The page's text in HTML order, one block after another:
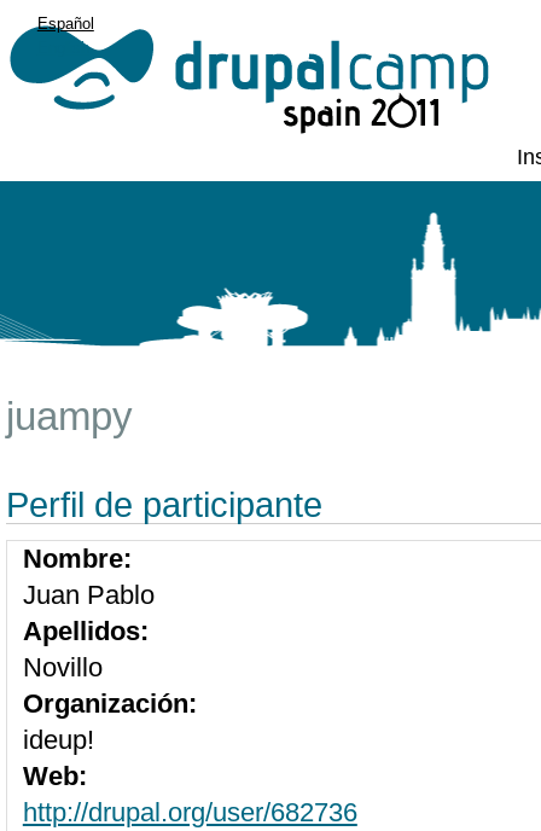
Español
English
juampy
Perfil de participante
Nombre:
Juan Pablo
Apellidos:
Novillo
Organización:
ideup!
Web:
http://drupal.org/user/682736